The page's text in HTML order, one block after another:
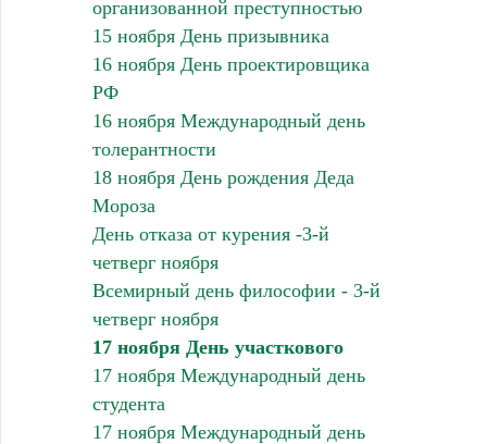
организованной преступностью
15 ноября День призывника
16 ноября День проектировщика
РФ
16 ноября Международный день
толерантности
18 ноября День рождения Деда
Мороза
День отказа от курения -3-й
четверг ноября
Всемирный день философии - 3-й
четверг ноября
17 ноября День участкового
17 ноября Международный день
студента
17 ноября Международный день